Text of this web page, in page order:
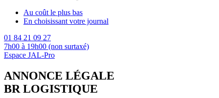
Au coût le plus bas
En choisissant votre journal
01 84 21 09 27
7h00 à 19h00 (non surtaxé)
Espace JAL-Pro
ANNONCE LÉGALE
BR LOGISTIQUE